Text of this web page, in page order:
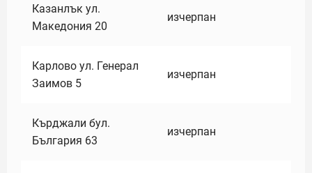
Казанлък ул.
Македония 20
изчерпан
Карлово ул. Генерал
Заимов 5
изчерпан
Кърджали бул.
България 63
изчерпан